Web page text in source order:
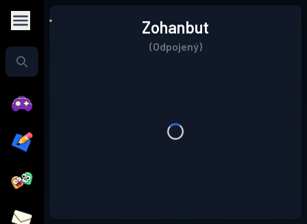
Zohanbut
(Odpojený)